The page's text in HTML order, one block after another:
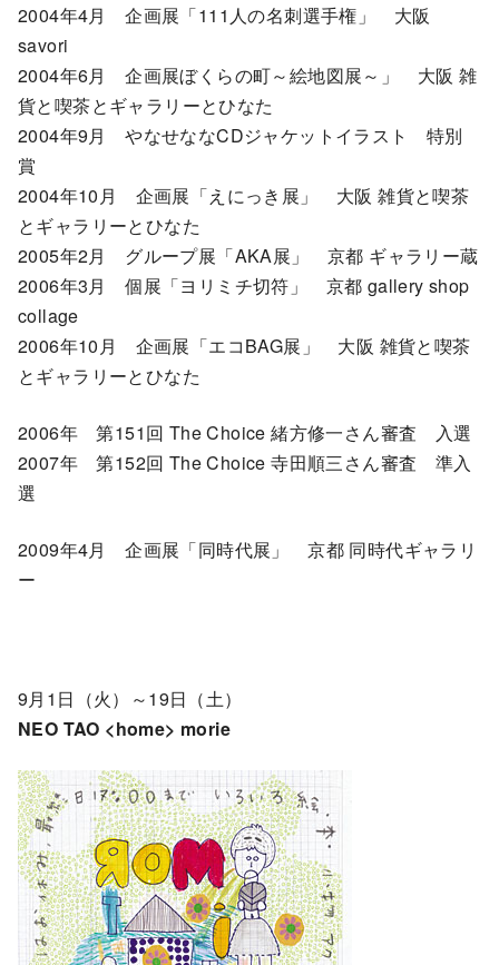
2004年4月 企画展「111人の名刺選手権」 大阪
savori
2004年6月 企画展ぼくらの町～絵地図展～」 大阪 雑
貨と喫茶とギャラリーとひなた
2004年9月 やなせななCDジャケットイラスト 特別
賞
2004年10月 企画展「えにっき展」 大阪 雑貨と喫茶
とギャラリーとひなた
2005年2月 グループ展「AKA展」 京都 ギャラリー蔵
2006年3月 個展「ヨリミチ切符」 京都 gallery shop
collage
2006年10月 企画展「エコBAG展」 大阪 雑貨と喫茶
とギャラリーとひなた
2006年 第151回 The Choice 緒方修一さん審査 入選
2007年 第152回 The Choice 寺田順三さん審査 準入
選
2009年4月 企画展「同時代展」 京都 同時代ギャラリ
ー
9月1日（火）～19日（土）
NEO TAO <home> morie